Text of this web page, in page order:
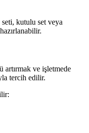
kutulu set veya
artırmak ve işletmede
tercih edilir.